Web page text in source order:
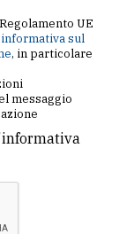
UE
sul
, in particolare
messaggio